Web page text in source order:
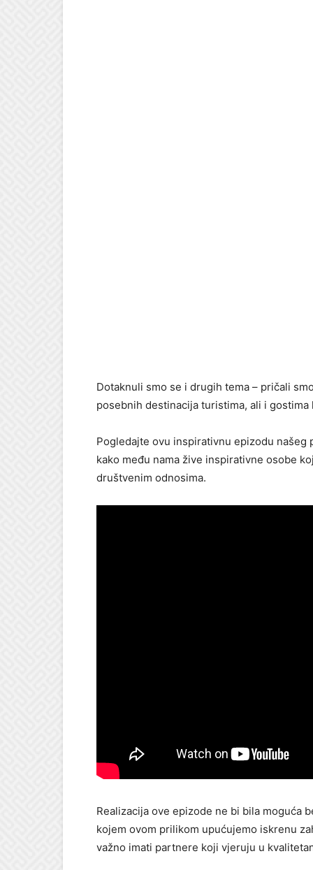
Dotaknuli smo se i drugih tema – pričali
posebnih destinacija turistima, ali i
Pogledajte ovu inspirativnu epizodu
kako među nama žive inspirativne osobe
društvenim odnosima.
Realizacija ove epizode ne bi bila moguća
kojem ovom prilikom upućujemo iskrenu
važno imati partnere koji vjeruju u